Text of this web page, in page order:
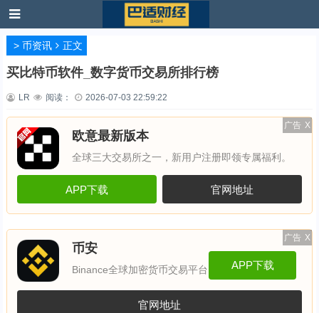
> 币资讯 正文
买比特币软件_数字货币交易所排行榜
LR 阅读： 2026-07-03 22:59:22
广告 X
欧意最新版本
全球三大交易所之一，新用户注册即领专属福利。
APP下载 官网地址
广告 X
币安
Binance全球加密货币交易平台 APP下载
官网地址